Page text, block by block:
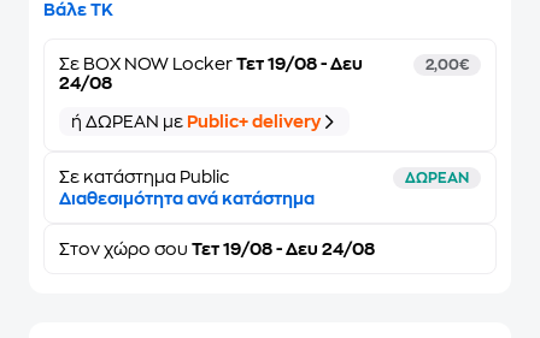
Βάλε ΤΚ
Σε BOX NOW Locker Τετ 19/08 - Δευ
24/08
2,00€
ή ΔΩΡΕΑΝ με Public+ delivery
Σε κατάστημα Public ΔΩΡΕΑΝ
Διαθεσιμότητα ανά κατάστημα
Στον χώρο σου Τετ 19/08 - Δευ 24/08